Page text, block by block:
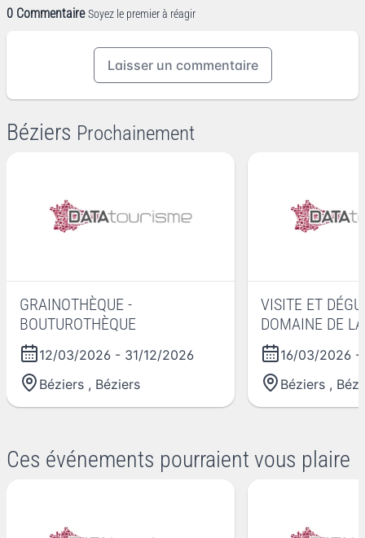
0 Commentaire Soyez le premier à réagir
Laisser un commentaire
Béziers Prochainement
GRAINOTHÈQUE -
BOUTUROTHÈQUE
12/03/2026 - 31/12/2026
Béziers , Béziers
VISITE ET
DOMAINE DE
16/03/2026 -
Béziers ,
Ces événements pourraient vous plaire